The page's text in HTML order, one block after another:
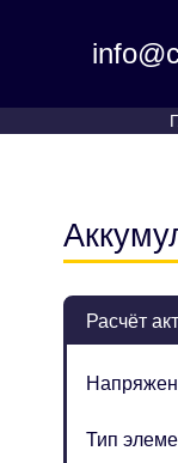
Расчёт
Тип